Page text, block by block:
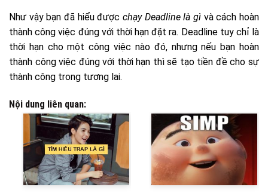
Như vậy bạn đã hiểu được chạy Deadline là gì và cách hoàn
thành công việc đúng với thời hạn đặt ra. Deadline tuy chỉ là
thời hạn cho một công việc nào đó, nhưng nếu bạn hoàn
thành công việc đúng với thời hạn thì sẽ tạo tiền đề cho sự
thành công trong tương lai.
Nội dung liên quan: